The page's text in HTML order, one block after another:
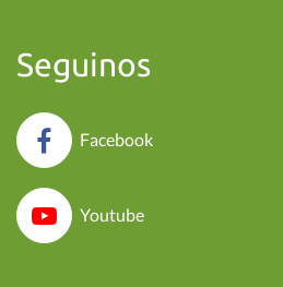
Seguinos
Facebook
Youtube